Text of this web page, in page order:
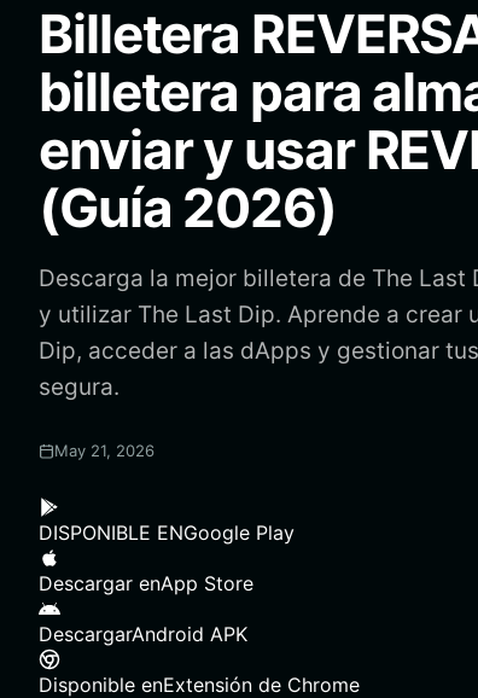
Bahasa Indonesia
ภาษาไทย
Español
Português (Brasil)
Español (Argentina)
Billetera
billetera para
enviar y usar
(Guía 2026)
Descarga la mejor billetera de The Last
y utilizar The Last Dip. Aprende a crear
Dip, acceder a las dApps y gestionar
segura.
May 21, 2026
DISPONIBLE ENGoogle Play
Descargar enApp Store
DescargarAndroid APK
Disponible enExtensión de Chrome